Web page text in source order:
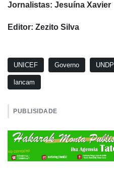
Jornalistas: Jesuína Xavier
Editor: Zezito Silva
UNICEF Governo UNDP
lancam
PUBLISIDADE